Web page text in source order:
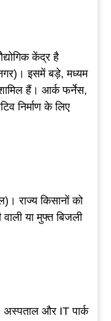
केंद्र है
इसमें बड़े, मध्यम
हैं। आर्क फर्नेस,
निर्माण के लिए
राज्य किसानों को
या मुफ्त बिजली
अस्पताल और IT पार्क